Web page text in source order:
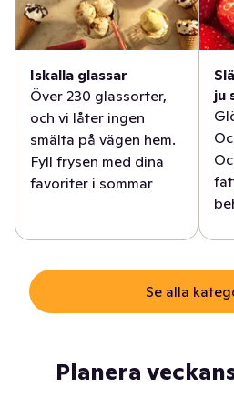
Iskalla glassar
Över 230 glassorter,
och vi låter ingen
smälta på vägen hem.
Fyll frysen med dina
favoriter i sommar
ju
Se alla
Planera